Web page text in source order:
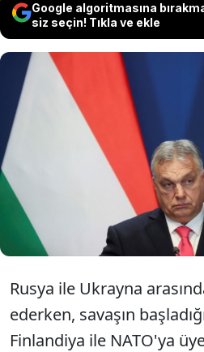
Google algoritmasına
siz seçin! Tıkla ve ekle
Bir süredir
gündemde olan
TBMM'den dün
sonra gözlerin
açıklama geldi.
Rusya ile Ukrayna
ederken, savaşın
Finlandiya ile NATO'ya